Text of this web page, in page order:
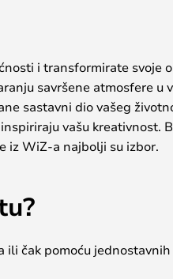
i transformirate svoje
savršene atmosfere u
sastavni dio vašeg
vašu kreativnost.
iz WiZ-a najbolji su izbor.
čak pomoću